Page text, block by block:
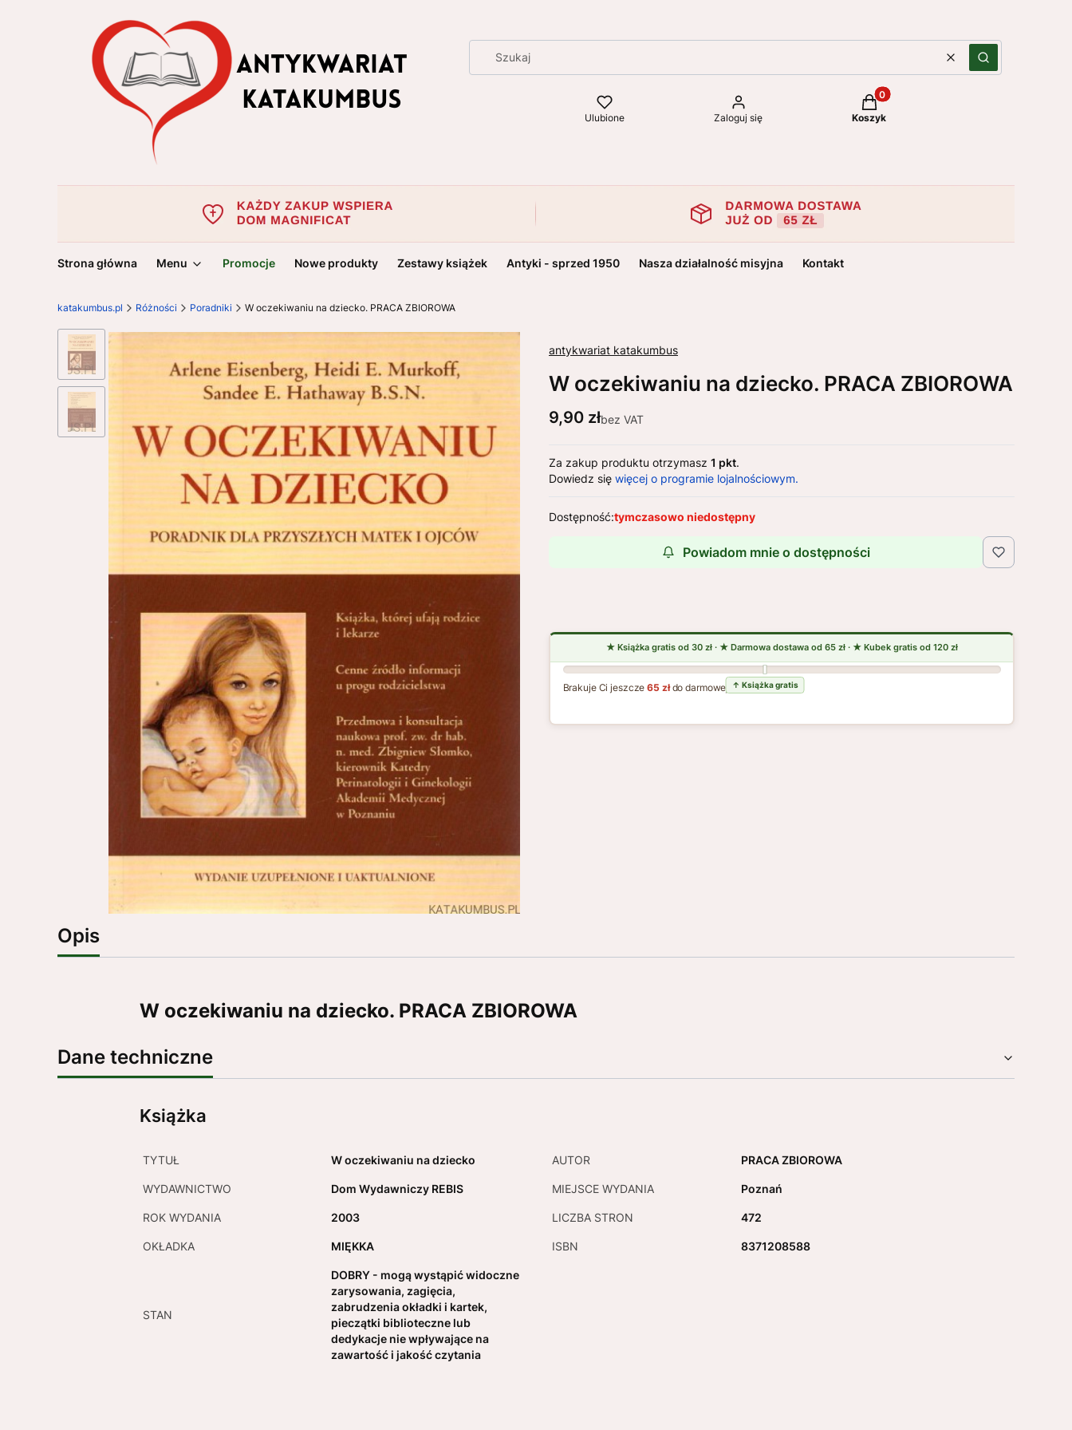
WyczyśćSzukaj
Ulubione Zaloguj się
Produkty w koszyku: 0. Zobacz
Koszyk
Strona główna Menu Promocje Nowe produkty Zestawy książek Antyki - sprzed 1950 Nasza działalność misyjna Kontakt
katakumbus.pl Różności Poradniki W oczekiwaniu na dziecko. PRACA ZBIOROWA
antykwariat katakumbus
W oczekiwaniu na dziecko. PRACA ZBIOROWA
Cena
9,90 złbez VAT
Za zakup produktu otrzymasz 1 pkt.
Dowiedz się więcej o programie lojalnościowym.
Dostępność:tymczasowo niedostępny
Powiadom mnie o dostępności
Brakuje Ci jeszcze65 złdo darmowej dostawy
Opis
W oczekiwaniu na dziecko. PRACA ZBIOROWA
Dane techniczne
Książka
TYTUŁ W oczekiwaniu na dziecko AUTOR PRACA ZBIOROWA
WYDAWNICTWO Dom Wydawniczy REBIS MIEJSCE WYDANIA Poznań
ROK WYDANIA 2003 LICZBA STRON 472
OKŁADKA MIĘKKA ISBN 8371208588
STAN
DOBRY - mogą wystąpić widoczne
zarysowania, zagięcia,
zabrudzenia okładki i kartek,
pieczątki biblioteczne lub
dedykacje nie wpływające na
zawartość i jakość czytania